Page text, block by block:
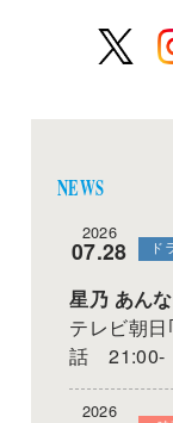
NEWS
2026
07.28 ド
星乃 あんな
テレビ朝
話 21:00-
2026